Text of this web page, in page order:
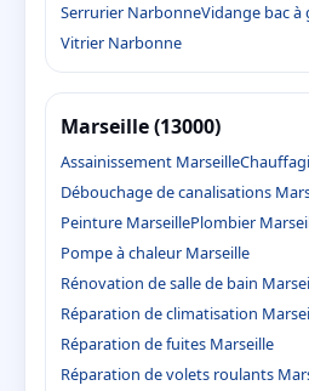
Serrurier NarbonneVidange bac à
Vitrier Narbonne
Marseille (13000)
Assainissement Marseille
Débouchage de canalisations
Peinture MarseillePlombier
Pompe à chaleur Marseille
Rénovation de salle de bain
Réparation de climatisation
Réparation de fuites Marseille
Réparation de volets roulants